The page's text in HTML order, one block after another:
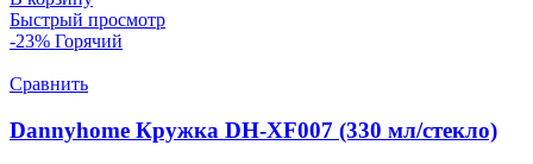
Быстрый просмотр
-23% Горячий
Сравнить
Dannyhome Кружка DH-XF007 (330 мл/стекло)